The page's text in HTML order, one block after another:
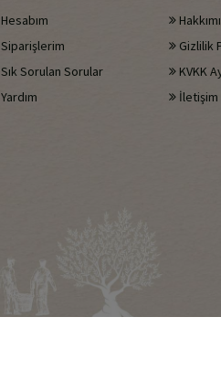
Hesabım
Siparişlerim
Sık Sorulan Sorular
Yardım
Gizlilik
KVKK
İletişim